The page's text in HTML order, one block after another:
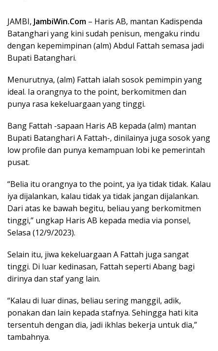
JAMBI, JambiWin.Com – Haris AB, mantan Kadispenda
Batanghari yang kini sudah penisun, mengaku rindu
dengan kepemimpinan (alm) Abdul Fattah semasa jadi
Bupati Batanghari.
Menurutnya, (alm) Fattah ialah sosok pemimpin yang
ideal. Ia orangnya to the point, berkomitmen dan
punya rasa kekeluargaan yang tinggi.
Bang Fattah -sapaan Haris AB kepada (alm) mantan
Bupati Batanghari A Fattah-, dinilainya juga sosok yang
low profile dan punya kemampuan lobi ke pemerintah
pusat.
“Belia itu orangnya to the point, ya iya tidak tidak. Kalau
iya dijalankan, kalau tidak ya tidak jangan dijalankan.
Dari atas ke bawah begitu, beliau yang berkomitmen
tinggi,” ungkap Haris AB kepada media via ponsel,
Selasa (12/9/2023).
Selain itu, jiwa kekeluargaan A Fattah juga sangat
tinggi. Di luar kedinasan, Fattah seperti Abang bagi
dirinya dan staf yang lain.
“Kalau di luar dinas, beliau sering manggil, adik,
ponakan dan lain kepada stafnya. Sehingga hati kita
tersentuh dengan dia, jadi ikhlas bekerja untuk dia,”
tambahnya.